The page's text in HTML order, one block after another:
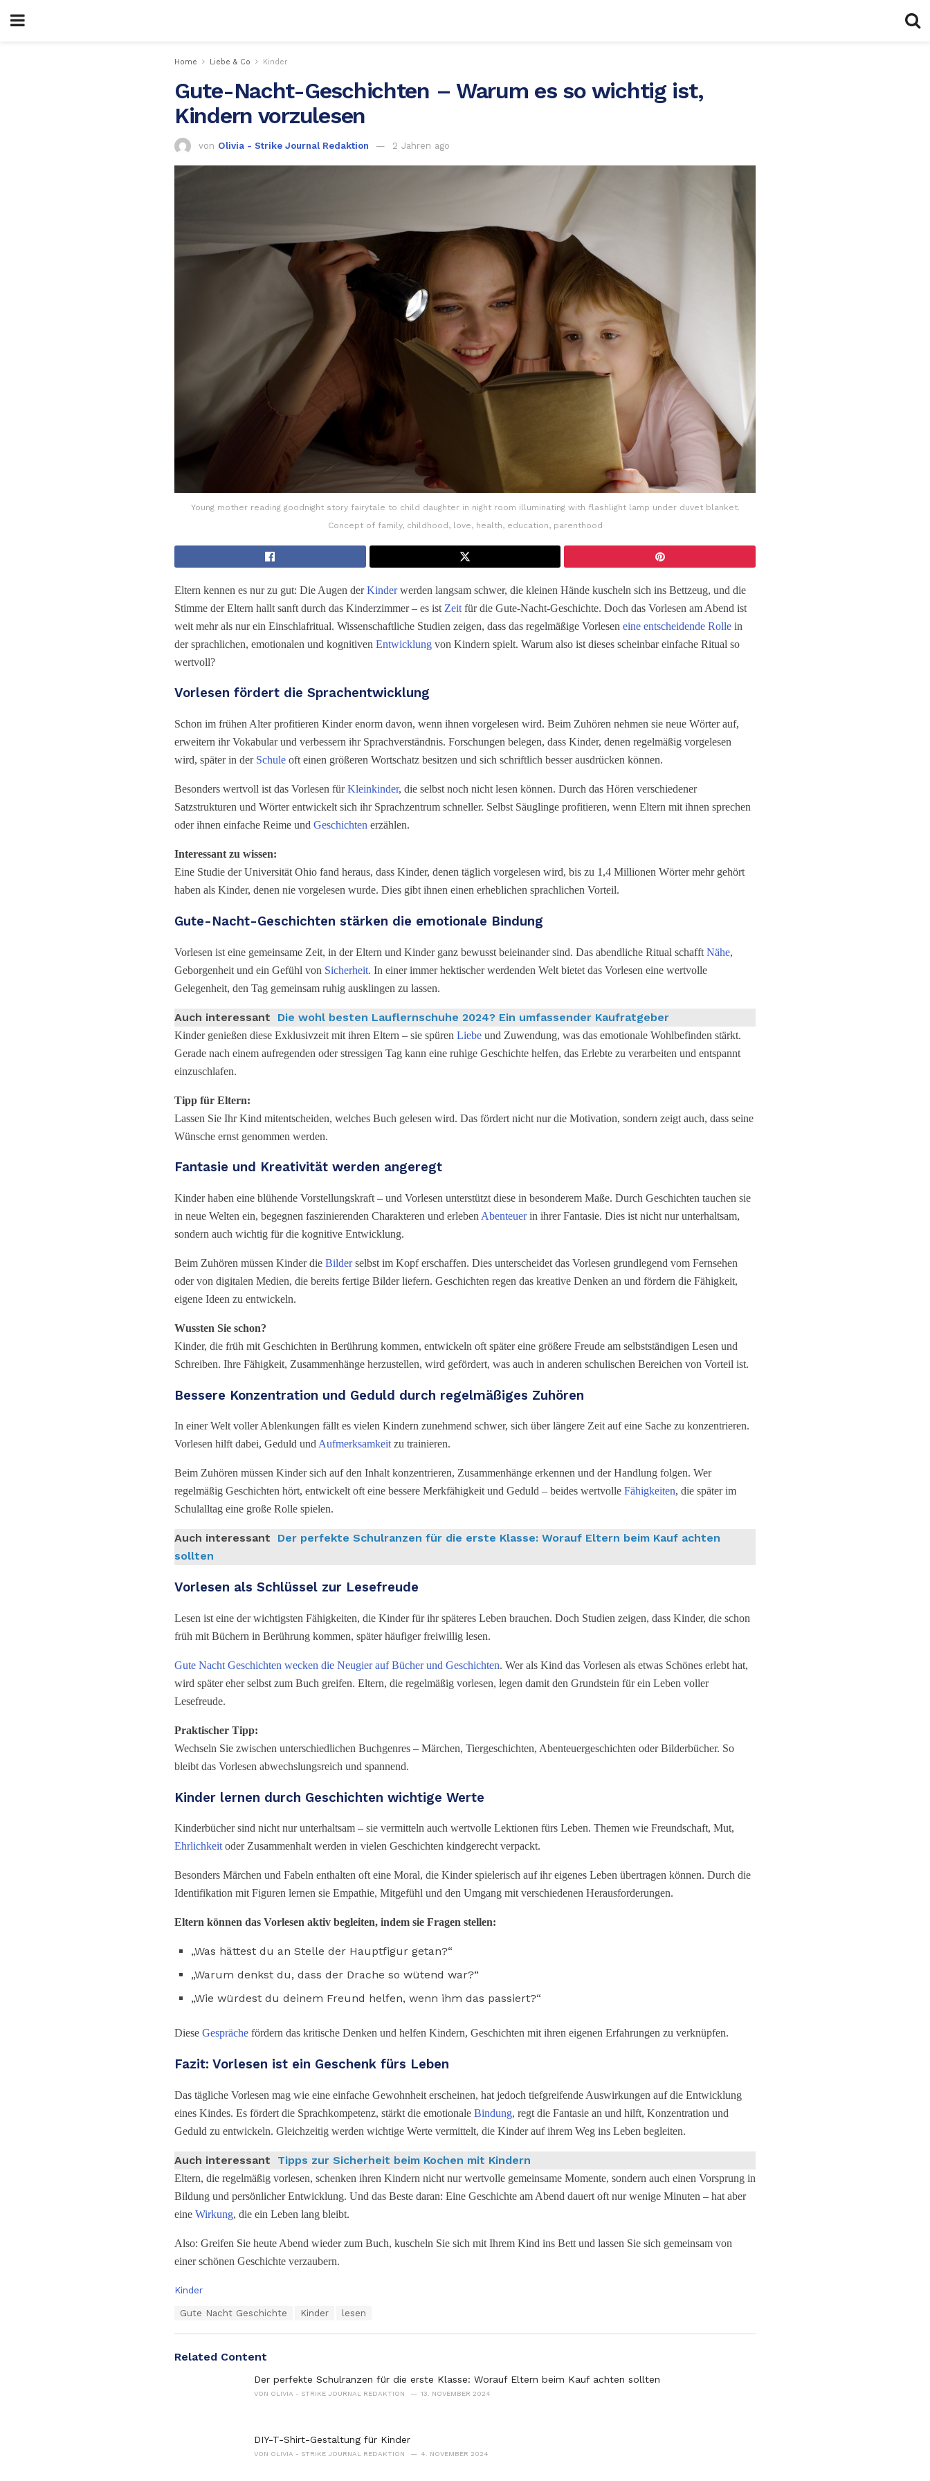
Home Liebe & Co Kinder
Gute-Nacht-Geschichten – Warum es so wichtig ist,
Kindern vorzulesen
von Olivia - Strike Journal Redaktion 2 Jahren ago
Young mother reading goodnight story fairytale to child daughter in night room illuminating with flashlight lamp under duvet blanket.
Concept of family, childhood, love, health, education, parenthood
Eltern kennen es nur zu gut: Die Augen derKinderwerden langsam schwer, die kleinen Hände kuscheln sich ins Bettzeug, und die
Stimme der Eltern hallt sanft durch das Kinderzimmer – es ist Zeit für die Gute-Nacht-Geschichte. Doch das Vorlesen am Abend ist
weit mehr als nur ein Einschlafritual. Wissenschaftliche Studien zeigen, dass das regelmäßige Vorlesen eine entscheidende Rolle in
der sprachlichen, emotionalen und kognitiven Entwicklung von Kindern spielt. Warum also ist dieses scheinbar einfache Ritual so
wertvoll?
Vorlesen fördert die Sprachentwicklung
Schon im frühen Alter profitieren Kinder enorm davon, wenn ihnen vorgelesen wird. Beim Zuhören nehmen sie neue Wörter auf,
erweitern ihr Vokabular und verbessern ihr Sprachverständnis. Forschungen belegen, dass Kinder, denen regelmäßig vorgelesen
wird, später in der Schule oft einen größeren Wortschatz besitzen und sich schriftlich besser ausdrücken können.
Besonders wertvoll ist das Vorlesen fürKleinkinder, die selbst noch nicht lesen können. Durch das Hören verschiedener
Satzstrukturen und Wörter entwickelt sich ihr Sprachzentrum schneller. Selbst Säuglinge profitieren, wenn Eltern mit ihnen sprechen
oder ihnen einfache Reime und Geschichten erzählen.
Interessant zu wissen:
Eine Studie der Universität Ohio fand heraus, dass Kinder, denen täglich vorgelesen wird, bis zu 1,4 Millionen Wörter mehr gehört
haben als Kinder, denen nie vorgelesen wurde. Dies gibt ihnen einen erheblichen sprachlichen Vorteil.
Gute-Nacht-Geschichten stärken die emotionale Bindung
Vorlesen ist eine gemeinsame Zeit, in der Eltern und Kinder ganz bewusst beieinander sind. Das abendliche Ritual schafft Nähe,
Geborgenheit und ein Gefühl von Sicherheit. In einer immer hektischer werdenden Welt bietet das Vorlesen eine wertvolle
Gelegenheit, den Tag gemeinsam ruhig ausklingen zu lassen.
Auch interessant Die wohl besten Lauflernschuhe 2024? Ein umfassender Kaufratgeber
Kinder genießen diese Exklusivzeit mit ihren Eltern – sie spüren Liebe und Zuwendung, was das emotionale Wohlbefinden stärkt.
Gerade nach einem aufregenden oder stressigen Tag kann eine ruhige Geschichte helfen, das Erlebte zu verarbeiten und entspannt
einzuschlafen.
Tipp für Eltern:
Lassen Sie Ihr Kind mitentscheiden, welches Buch gelesen wird. Das fördert nicht nur die Motivation, sondern zeigt auch, dass seine
Wünsche ernst genommen werden.
Fantasie und Kreativität werden angeregt
Kinder haben eine blühende Vorstellungskraft – und Vorlesen unterstützt diese in besonderem Maße. Durch Geschichten tauchen sie
in neue Welten ein, begegnen faszinierenden Charakteren und erleben Abenteuerin ihrer Fantasie. Dies ist nicht nur unterhaltsam,
sondern auch wichtig für die kognitive Entwicklung.
Beim Zuhören müssen Kinder die Bilderselbst im Kopf erschaffen. Dies unterscheidet das Vorlesen grundlegend vom Fernsehen
oder von digitalen Medien, die bereits fertige Bilder liefern. Geschichten regen das kreative Denken an und fördern die Fähigkeit,
eigene Ideen zu entwickeln.
Wussten Sie schon?
Kinder, die früh mit Geschichten in Berührung kommen, entwickeln oft später eine größere Freude am selbstständigen Lesen und
Schreiben. Ihre Fähigkeit, Zusammenhänge herzustellen, wird gefördert, was auch in anderen schulischen Bereichen von Vorteil ist.
Bessere Konzentration und Geduld durch regelmäßiges Zuhören
In einer Welt voller Ablenkungen fällt es vielen Kindern zunehmend schwer, sich über längere Zeit auf eine Sache zu konzentrieren.
Vorlesen hilft dabei, Geduld undAufmerksamkeitzu trainieren.
Beim Zuhören müssen Kinder sich auf den Inhalt konzentrieren, Zusammenhänge erkennen und der Handlung folgen. Wer
regelmäßig Geschichten hört, entwickelt oft eine bessere Merkfähigkeit und Geduld – beides wertvolle Fähigkeiten, die später im
Schulalltag eine große Rolle spielen.
Auch interessant
Der perfekte Schulranzen für die erste Klasse: Worauf Eltern beim Kauf achten
sollten
Vorlesen als Schlüssel zur Lesefreude
Lesen ist eine der wichtigsten Fähigkeiten, die Kinder für ihr späteres Leben brauchen. Doch Studien zeigen, dass Kinder, die schon
früh mit Büchern in Berührung kommen, später häufiger freiwillig lesen.
Gute Nacht Geschichten wecken die Neugier auf Bücher und Geschichten. Wer als Kind das Vorlesen als etwas Schönes erlebt hat,
wird später eher selbst zum Buch greifen. Eltern, die regelmäßig vorlesen, legen damit den Grundstein für ein Leben voller
Lesefreude.
Praktischer Tipp:
Wechseln Sie zwischen unterschiedlichen Buchgenres – Märchen, Tiergeschichten, Abenteuergeschichten oder Bilderbücher. So
bleibt das Vorlesen abwechslungsreich und spannend.
Kinder lernen durch Geschichten wichtige Werte
Kinderbücher sind nicht nur unterhaltsam – sie vermitteln auch wertvolle Lektionen fürs Leben. Themen wie Freundschaft, Mut,
Ehrlichkeit oder Zusammenhalt werden in vielen Geschichten kindgerecht verpackt.
Besonders Märchen und Fabeln enthalten oft eine Moral, die Kinder spielerisch auf ihr eigenes Leben übertragen können. Durch die
Identifikation mit Figuren lernen sie Empathie, Mitgefühl und den Umgang mit verschiedenen Herausforderungen.
Eltern können das Vorlesen aktiv begleiten, indem sie Fragen stellen:
„Was hättest du an Stelle der Hauptfigur getan?“
„Warum denkst du, dass der Drache so wütend war?“
„Wie würdest du deinem Freund helfen, wenn ihm das passiert?“
Diese Gespräche fördern das kritische Denken und helfen Kindern, Geschichten mit ihren eigenen Erfahrungen zu verknüpfen.
Fazit: Vorlesen ist ein Geschenk fürs Leben
Das tägliche Vorlesen mag wie eine einfache Gewohnheit erscheinen, hat jedoch tiefgreifende Auswirkungen auf die Entwicklung
eines Kindes. Es fördert die Sprachkompetenz, stärkt die emotionale Bindung, regt die Fantasie an und hilft, Konzentration und
Geduld zu entwickeln. Gleichzeitig werden wichtige Werte vermittelt, die Kinder auf ihrem Weg ins Leben begleiten.
Auch interessant Tipps zur Sicherheit beim Kochen mit Kindern
Eltern, die regelmäßig vorlesen, schenken ihren Kindern nicht nur wertvolle gemeinsame Momente, sondern auch einen Vorsprung in
Bildung und persönlicher Entwicklung. Und das Beste daran: Eine Geschichte am Abend dauert oft nur wenige Minuten – hat aber
eine Wirkung, die ein Leben lang bleibt.
Also: Greifen Sie heute Abend wieder zum Buch, kuscheln Sie sich mit Ihrem Kind ins Bett und lassen Sie sich gemeinsam von
einer schönen Geschichte verzaubern.
C
o
Kinder
:
Gute Nacht Geschichte Kinder lesen
Related Content
Der perfekte Schulranzen für die erste Klasse: Worauf Eltern beim Kauf achten sollten
VON OLIVIA - STRIKE JOURNAL REDAKTION 13. NOVEMBER 2024
DIY-T-Shirt-Gestaltung für Kinder
VON OLIVIA - STRIKE JOURNAL REDAKTION 4. NOVEMBER 2024